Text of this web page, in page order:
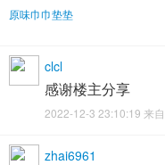
原味巾巾垫垫
clcl
感谢楼主分享
2022-12-3 23:10:19 来
zhai6961